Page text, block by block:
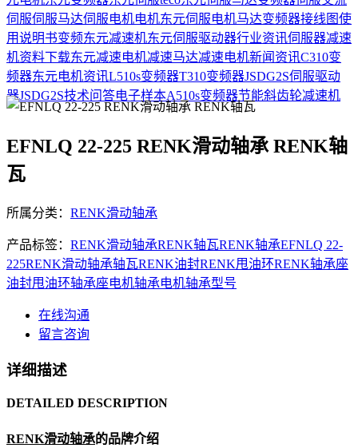
伺服伺服马达伺服电机电机东元伺服电机马达变频器接线图使
用说明书变频东元减速机东元伺服驱动器行业资讯伺服器减速
机资料下载东元减速电机减速马达减速电机新闻资讯C310变
频器东元电机资讯L510s变频器T310变频器JSDG2S伺服驱动
器JSDG2S技术问答电子样本A510s变频器节能斜齿轮减速机
EFNLQ 22-225 RENK滑动轴承 RENK轴
瓦
所属分类： RENK滑动轴承
产品标签： RENK滑动轴承RENK轴瓦RENK轴承EFNLQ 22-
225RENK滑动轴承轴瓦RENK油封RENK甩油环RENK轴承座
油封甩油环轴承座电机轴承电机轴承型号
在线沟通
留言咨询
详细描述
DETAILED DESCRIPTION
RENK滑动轴承的品牌介绍